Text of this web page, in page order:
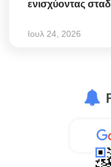
ενισχύοντας
Ιουλ 24, 2026